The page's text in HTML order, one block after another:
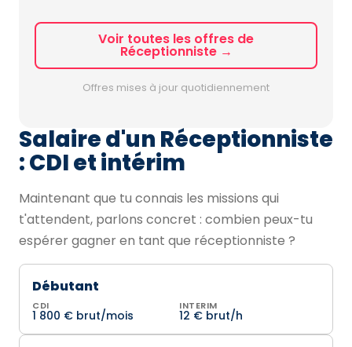
Voir toutes les offres de
Réceptionniste →
Offres mises à jour quotidiennement
Salaire d'un Réceptionniste
: CDI et intérim
Maintenant que tu connais les missions qui
t'attendent, parlons concret : combien peux-tu
espérer gagner en tant que réceptionniste ?
Débutant
CDI
1 800 € brut/mois
INTERIM
12 € brut/h